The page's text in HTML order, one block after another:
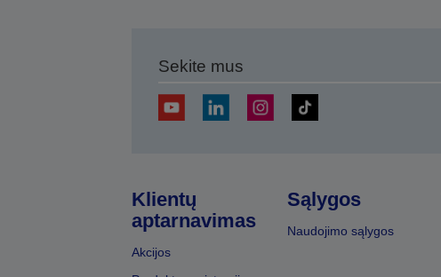
Sekite mus
Klientų
aptarnavimas
Akcijos
Sąlygos
Naudojimo sąlygos